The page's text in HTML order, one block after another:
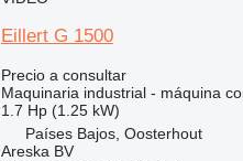
Eillert G 1500
Precio a consultar
Maquinaria industrial - máquina
1.7 Hp (1.25 kW)
Países Bajos, Oosterhout
Areska BV